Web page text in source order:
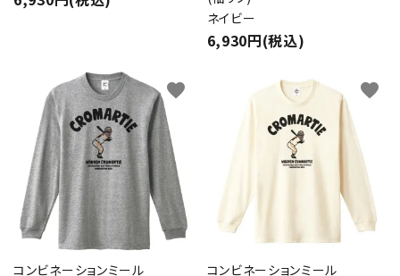
ネイビー
6,930円(税込)
コンビネーションミール
favorite
コンビネーションミール
favorite